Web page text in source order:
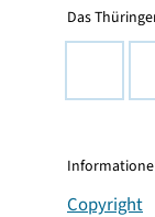
Das
Copyright